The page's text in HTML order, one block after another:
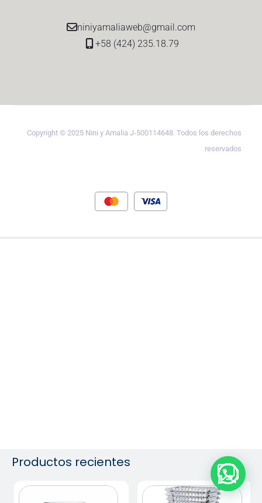
Productos recientes
niniyamaliaweb@gmail.com
+58 (424) 235.18.79
Copyright © 2025 Nini y Amalia J-500114648. Todos los derechos
reservados